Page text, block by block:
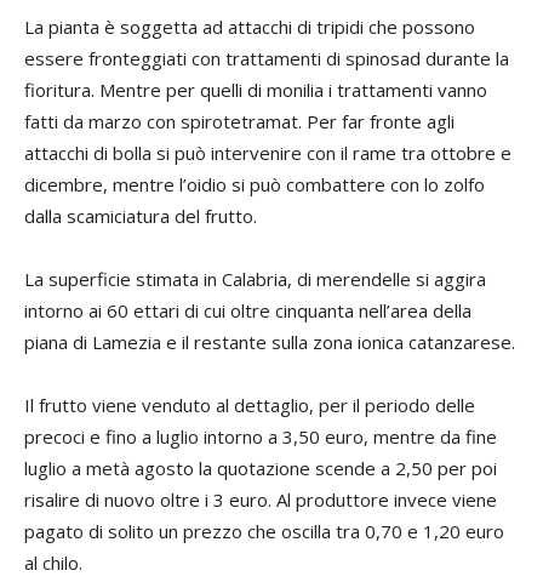
La pianta è soggetta ad attacchi di tripidi che possono
essere fronteggiati con trattamenti di spinosad durante la
fioritura. Mentre per quelli di monilia i trattamenti vanno
fatti da marzo con spirotetramat. Per far fronte agli
attacchi di bolla si può intervenire con il rame tra ottobre e
dicembre, mentre l’oidio si può combattere con lo zolfo
dalla scamiciatura del frutto.
La superficie stimata in Calabria, di merendelle si aggira
intorno ai 60 ettari di cui oltre cinquanta nell’area della
piana di Lamezia e il restante sulla zona ionica catanzarese.
Il frutto viene venduto al dettaglio, per il periodo delle
precoci e fino a luglio intorno a 3,50 euro, mentre da fine
luglio a metà agosto la quotazione scende a 2,50 per poi
risalire di nuovo oltre i 3 euro. Al produttore invece viene
pagato di solito un prezzo che oscilla tra 0,70 e 1,20 euro
al chilo.